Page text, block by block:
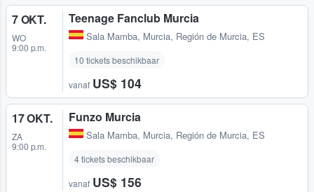
7 OKT.
WO
9:00 p.m.
Teenage Fanclub Murcia
Sala Mamba, Murcia, Región de Murcia, ES
10 tickets beschikbaar
vanaf US$ 104
17 OKT.
ZA
9:00 p.m.
Funzo Murcia
Sala Mamba, Murcia, Región de Murcia, ES
4 tickets beschikbaar
vanaf US$ 156